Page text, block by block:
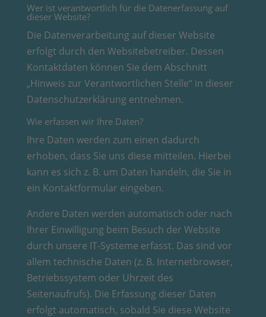
Wer ist verantwortlich für die Datenerfassung auf
dieser Website?
Die Datenverarbeitung auf dieser Website
erfolgt durch den Websitebetreiber. Dessen
Kontaktdaten können Sie dem Abschnitt
„Hinweis zur Verantwortlichen Stelle“ in dieser
Datenschutzerklärung entnehmen.
Wie erfassen wir Ihre Daten?
Ihre Daten werden zum einen dadurch
erhoben, dass Sie uns diese mitteilen. Hierbei
kann es sich z. B. um Daten handeln, die Sie in
ein Kontaktformular eingeben.
Andere Daten werden automatisch oder nach
Ihrer Einwilligung beim Besuch der Website
durch unsere IT-Systeme erfasst. Das sind vor
allem technische Daten (z. B. Internetbrowser,
Betriebssystem oder Uhrzeit des
Seitenaufrufs). Die Erfassung dieser Daten
erfolgt automatisch, sobald Sie diese Website